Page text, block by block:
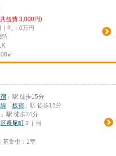
益費 3,000円)
礼：0万円
階
㎡
」駅 徒歩15分
「 板宿 」駅 徒歩15分
」駅 徒歩24分
長尾町 ２丁目
集中： 1室